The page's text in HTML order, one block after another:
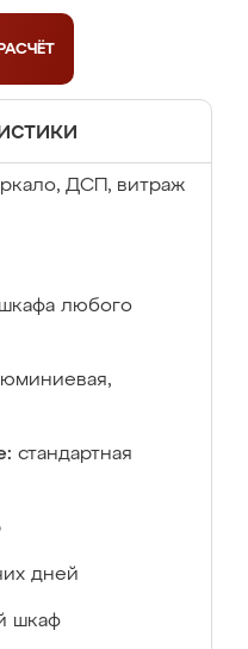
РАСЧЁТ
ДСП, витраж
любого
стандартная
дней
шкаф